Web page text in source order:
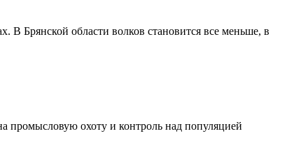
В Брянской области волков становится все меньше, в
промысловую охоту и контроль над популяцией